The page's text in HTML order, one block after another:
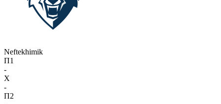
Neftekhimik
П1
-
X
-
П2